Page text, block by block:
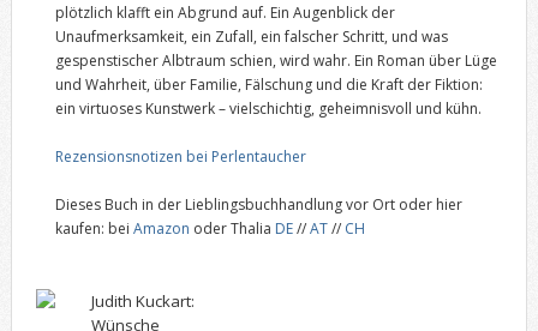
plötzlich klafft ein Abgrund auf. Ein Augenblick der
Unaufmerksamkeit, ein Zufall, ein falscher Schritt, und was
gespenstischer Albtraum schien, wird wahr. Ein Roman über Lüge
und Wahrheit, über Familie, Fälschung und die Kraft der Fiktion:
ein virtuoses Kunstwerk – vielschichtig, geheimnisvoll und kühn.
Rezensionsnotizen bei Perlentaucher
Dieses Buch in der Lieblingsbuchhandlung vor Ort oder hier
kaufen: bei Amazon oder Thalia DE//AT// CH
Judith Kuckart:
Wünsche